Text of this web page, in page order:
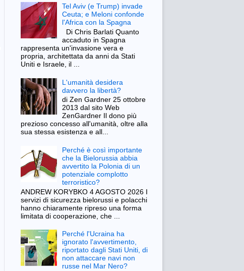
Tel Aviv (e Trump) invade
Ceuta; e Meloni confonde
l'Africa con la Spagna
Di Chris Barlati Quanto
accaduto in Spagna
rappresenta un'invasione vera e
propria, architettata da anni da Stati
Uniti e Israele, il ...
L'umanità desidera
davvero la libertà?
di Zen Gardner 25 ottobre
2013 dal sito Web
ZenGardner Il dono più
prezioso concesso all'umanità, oltre alla
sua stessa esistenza e all...
Perché è così importante
che la Bielorussia abbia
avvertito la Polonia di un
potenziale complotto
terroristico?
ANDREW KORYBKO 4 AGOSTO 2026 I
servizi di sicurezza bielorussi e polacchi
hanno chiaramente ripreso una forma
limitata di cooperazione, che ...
Perché l'Ucraina ha
ignorato l'avvertimento,
riportato dagli Stati Uniti, di
non attaccare navi non
russe nel Mar Nero?